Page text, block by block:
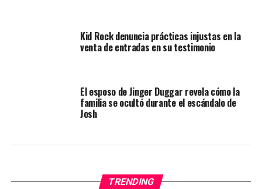
Kid Rock denuncia prácticas injustas en la
venta de entradas en su testimonio
El esposo de Jinger Duggar revela cómo la
familia se ocultó durante el escándalo de
Josh
TRENDING